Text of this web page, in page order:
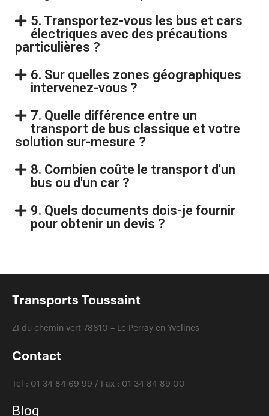
5. Transportez-vous les bus et cars
électriques avec des précautions
particulières ?
6. Sur quelles zones géographiques
intervenez-vous ?
7. Quelle différence entre un
transport de bus classique et votre
solution sur-mesure ?
8. Combien coûte le transport d'un
bus ou d'un car ?
9. Quels documents dois-je fournir
pour obtenir un devis ?
Transports Toussaint
ZI du chemin vert 78610 – Le Perray en Yvelines
Contact
Tel : 01 34 84 69 99 / Fax : 01 34 84 89 00
Blog